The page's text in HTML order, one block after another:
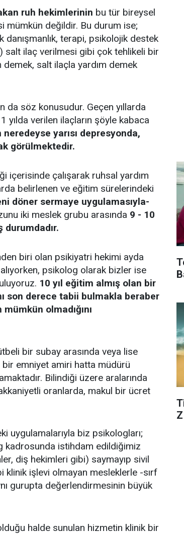
ruh hekimlerinin bu tür bireysel
mümkün değildir. Bu durum ise;
terapi, psikolojik destek
salt ilaç verilmesi gibi çok tehlikeli bir
demek, salt ilaçla yardım demek
söz konusudur. Geçen yıllarda
yılda verilen ilaçların şöyle kabaca
yarısı depresyonda,
görülmektedir.
içerisinde çalışarak ruhsal yardım
belirlenen ve eğitim sürelerindeki
döner sermaye uygulamasıyla-
iki meslek grubu arasında 9 - 10
biri olan psikiyatri hekimi ayda
psikolog olarak bizler ise
10 yıl eğitim almış olan bir
son derece tabii bulmakla beraber
olmadığını
bir subay arasında veya lise
emniyet amiri hatta müdürü
Bilindiği üzere aralarında
oranlarda, makul bir ücret
uygulamalarıyla biz psikologları;
kadrosunda istihdam edildiğimiz
diş hekimleri gibi) saymayıp sivil
klinik işlevi olmayan mesleklerle -sırf
gurupta değerlendirmesinin büyük
halde sunulan hizmetin klinik bir